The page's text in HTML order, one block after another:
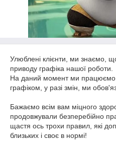
Улюблені клієнти, ми знаємо,
приводу графіка нашої роботи.
На даний момент ми працюємо
графіком, у разі змін, ми
Бажаємо всім вам міцного
продовжували безперебійно
щастя ось трохи правил, які
близьких і своє в нормі!